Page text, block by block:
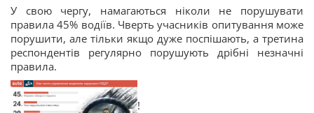
У свою чергу, намагаються ніколи не порушувати
правила 45% водіїв. Чверть учасників опитування може
порушити, але тільки якщо дуже поспішають, а третина
респондентів регулярно порушують дрібні незначні
правила.
!